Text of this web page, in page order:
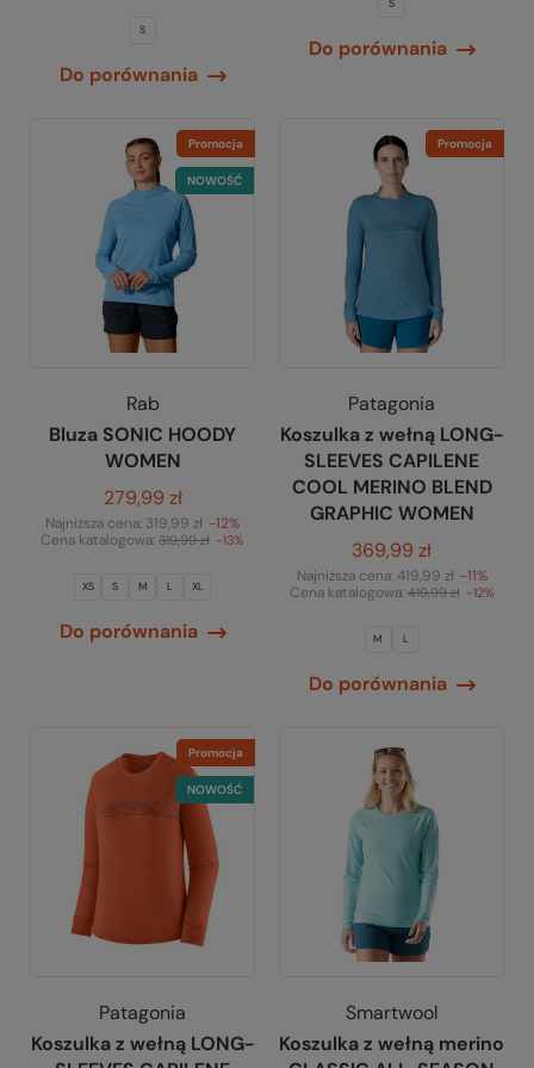
S
Do porównania
S
Do porównania
Promocja
NOWOŚĆ
Rab
Bluza SONIC HOODY
WOMEN
279,99 zł
Najniższa cena: 319,99 zł -12%
Cena katalogowa: 319,99 zł -13%
XS S M L XL
Do porównania
Promocja
Patagonia
Koszulka z wełną LONG-
SLEEVES CAPILENE
COOL MERINO BLEND
GRAPHIC WOMEN
369,99 zł
Najniższa cena:419,99 zł -11%
Cena katalogowa:419,99 zł -12%
M L
Do porównania
Promocja
NOWOŚĆ
Patagonia
Koszulka z wełną LONG-
Smartwool
Koszulka z wełną merino